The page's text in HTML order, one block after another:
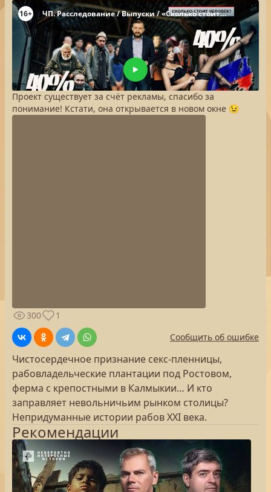
Проект существует за счёт рекламы, спасибо за
понимание! Кстати, она открывается в новом окне 😉
300
1
Сообщить об ошибке
Чистосердечное признание секс-пленницы,
рабовладельческие плантации под Ростовом,
ферма с крепостными в Калмыкии… И кто
заправляет невольничьим рынком столицы?
Непридуманные истории рабов XXI века.
Рекомендации